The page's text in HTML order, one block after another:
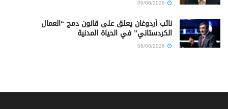
نائب أردوغان يعلق على قانون دمج “العمال
الكردستاني” في الحياة المدنية